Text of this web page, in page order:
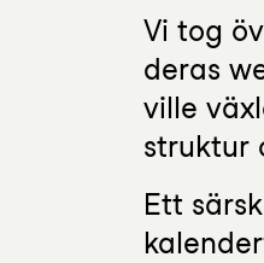
Vi tog
deras
ville
struktur
Ett